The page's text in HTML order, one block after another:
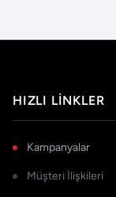
HIZLI LINKLER
Kampanyalar
Müşteri İlişkileri